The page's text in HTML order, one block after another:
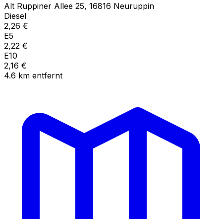
Alt Ruppiner Allee 25, 16816 Neuruppin
Diesel
2,26 €
E5
2,22 €
E10
2,16 €
4.6 km entfernt